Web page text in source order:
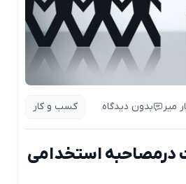
بدون دیدگاه کسب و کار
استخدامی